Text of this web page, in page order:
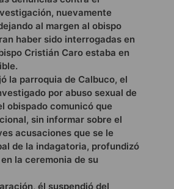
nuevamente
al margen al obispo
haber sido interrogadas en
Cristián Caro estaba en
la parroquia de Calbuco, el
por abuso sexual de
obispado comunicó que
sin informar sobre el
acusaciones que se le
de la indagatoria, profundizó
la ceremonia de su
él suspendió del